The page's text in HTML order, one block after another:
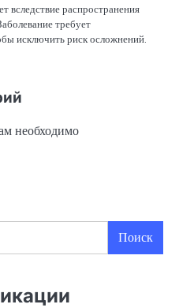
вследствие распространения
требует
исключить риск осложнений.
необходимо
Поиск